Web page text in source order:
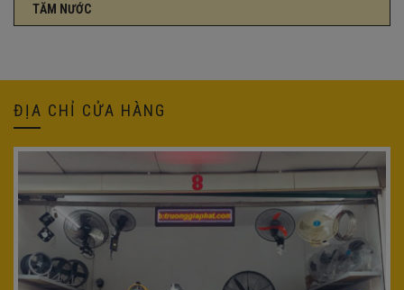
TĂM NƯỚC
ĐỊA CHỈ CỬA HÀNG